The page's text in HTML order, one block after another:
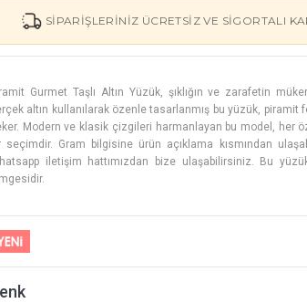
SIPARIŞLERINIZ ÜCRETSIZ VE SIGORTALI
Gurmet Taşlı Altın Yüzük, şıklığın ve zarafetin
altın kullanılarak özenle tasarlanmış bu yüzük, piramit
Modern ve klasik çizgileri harmanlayan bu model, her
seçimdir. Gram bilgisine ürün açıklama kısmından
iletişim hattımızdan bize ulaşabilirsiniz. Bu